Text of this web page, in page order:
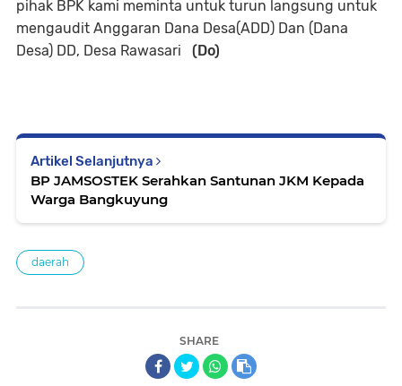
pihak BPK kami meminta untuk turun langsung untuk
mengaudit Anggaran Dana Desa(ADD) Dan (Dana
Desa) DD, Desa Rawasari (Do)
Artikel Selanjutnya
BP JAMSOSTEK Serahkan Santunan JKM Kepada
Warga Bangkuyung
daerah
SHARE